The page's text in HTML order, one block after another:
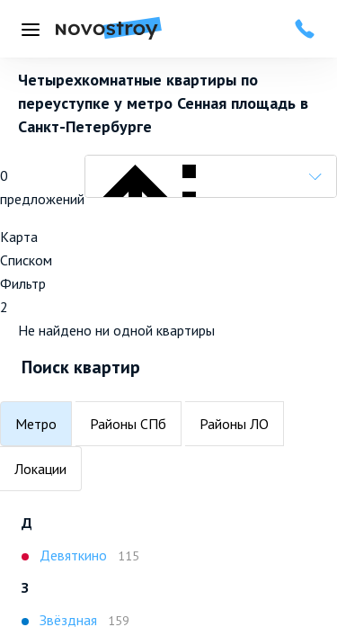
Меню
Четырехкомнатные квартиры по
переуступке у метро Сенная площадь в
Санкт-Петербурге
0
предложений
Карта
Списком
Фильтр
2
Не найдено ни одной квартиры
Поиск квартир
Метро Районы СПб Районы ЛО
Локации
Д
Девяткино
115
З
Звёздная
159